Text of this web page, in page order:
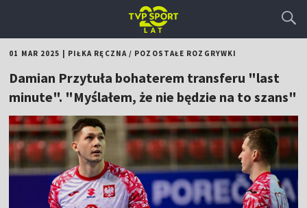
01 MAR 2025 PIŁKA RĘCZNA/ POZOSTAŁE ROZGRYWKI
Damian Przytuła bohaterem transferu "last
minute". "Myślałem, że nie będzie na to szans"